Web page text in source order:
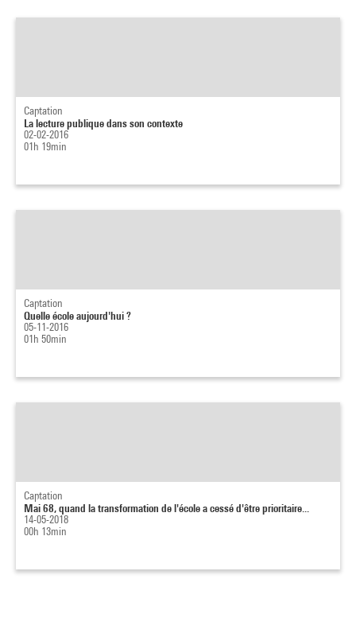
Captation
La lecture publique dans son contexte
02-02-2016
01h 19min
Captation
Quelle école aujourd'hui ?
05-11-2016
01h 50min
Captation
Mai 68, quand la transformation de l'école a cessé d'être prioritaire...
14-05-2018
00h 13min